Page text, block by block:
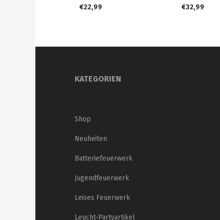
€22,99 €32,99
KATEGORIEN
Shop
Neuheiten
Batteriefeuerwerk
Jugendfeuerwerk
Leises Feuerwerk
Leucht-Partyartikel